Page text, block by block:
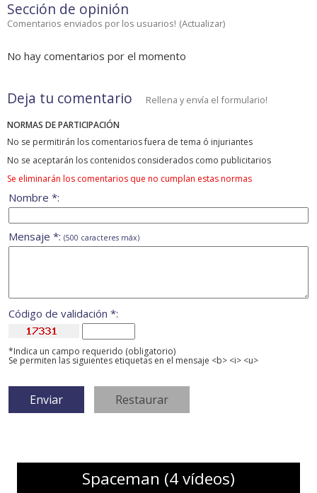
Sección de opinión
Comentarios enviados por los usuarios! (Actualizar)
No hay comentarios por el momento
Deja tu comentario Rellena y envía el formulario!
NORMAS DE PARTICIPACIÓN
No se permitirán los comentarios fuera de tema ó injuriantes
No se aceptarán los contenidos considerados como publicitarios
Se eliminarán los comentarios que no cumplan estas normas
Nombre *:
Mensaje *: (500 caracteres máx)
Código de validación *:
*Indica un campo requerido (obligatorio)
Se permiten las siguientes etiquetas en el mensaje <b> <i> <u>
Spaceman (4 vídeos)